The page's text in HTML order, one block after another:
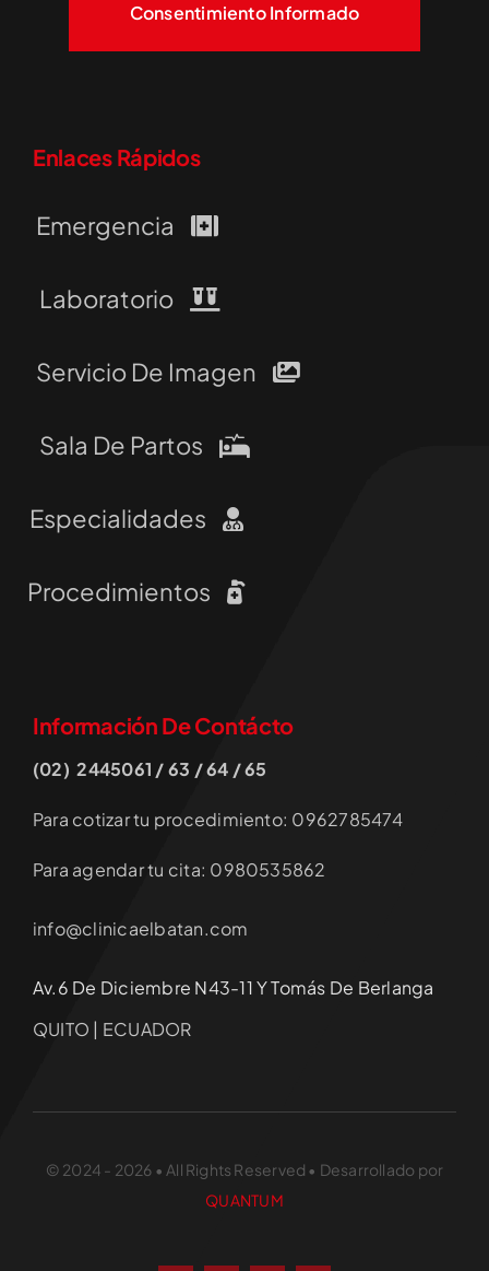
Consentimiento Informado
Enlaces Rápidos
Emergencia
Laboratorio
Servicio De Imagen
Sala De Partos
Especialidades
Procedimientos
Información De Contácto
(02) 2445061 / 63 / 64 / 65
Para cotizar tu procedimiento: 0962785474
Para agendar tu cita: 0980535862
info@clinicaelbatan.com
Av.6 De Diciembre N43-11 Y Tomás De Berlanga
QUITO | ECUADOR
© 2024 - 2026 • All Rights Reserved • Desarrollado por
QUANTUM